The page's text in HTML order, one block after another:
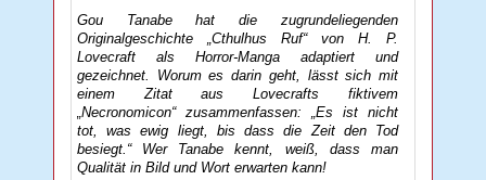
Gou Tanabe hat die zugrundeliegenden
Originalgeschichte „Cthulhus Ruf“ von H. P.
Lovecraft als Horror-Manga adaptiert und
gezeichnet. Worum es darin geht, lässt sich mit
einem Zitat aus Lovecrafts fiktivem
„Necronomicon“ zusammenfassen: „Es ist nicht
tot, was ewig liegt, bis dass die Zeit den Tod
besiegt.“ Wer Tanabe kennt, weiß, dass man
Qualität in Bild und Wort erwarten kann!